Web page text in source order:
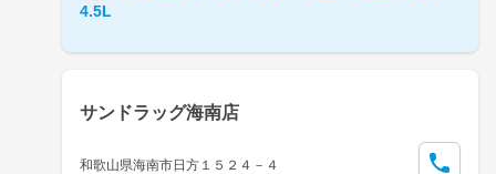
4.5L
サンドラッグ海南店
和歌山県海南市日方１５２４－４